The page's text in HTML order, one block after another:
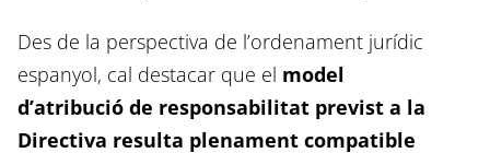
Des de la perspectiva de l’ordenament jurídic
espanyol, cal destacar que el model
d’atribució de responsabilitat previst a la
Directiva resulta plenament compatible